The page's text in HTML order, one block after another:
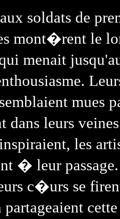
soldats de
mont�rent le
menait
mues
dans leurs
les
� leur
c�urs se